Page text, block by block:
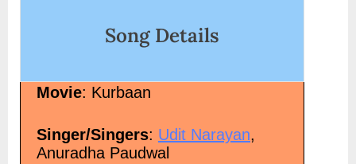
Song Details
Movie: Kurbaan
Singer/Singers: Udit Narayan,
Anuradha Paudwal